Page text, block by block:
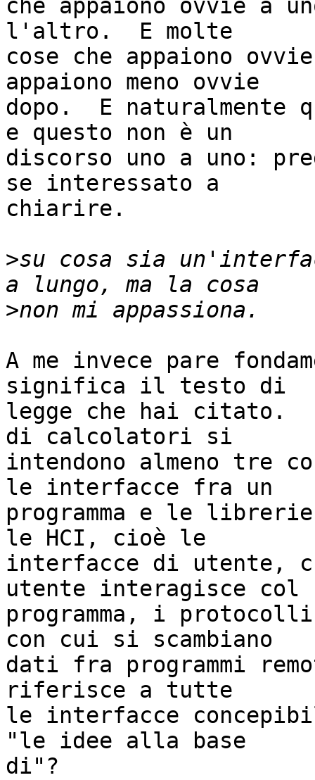
che appaiono ovvie a
l'altro.  E molte
cose che appaiono
appaiono meno ovvie
dopo.  E naturalmente
e questo non è un
discorso uno a uno:
se interessato a
chiarire.
>su cosa sia
>
A me invece pare
significa il testo di
legge che hai citato.
di calcolatori si
intendono almeno tre
le interfacce fra un
programma e le
le HCI, cioè le
interfacce di utente,
utente interagisce col
programma, i
con cui si scambiano
dati fra programmi
riferisce a tutte
le interfacce
"le idee alla base
di"?